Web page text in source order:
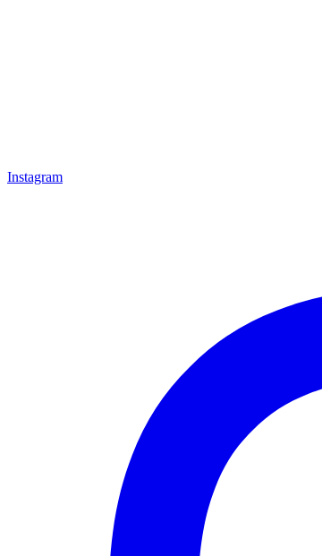
Instagram